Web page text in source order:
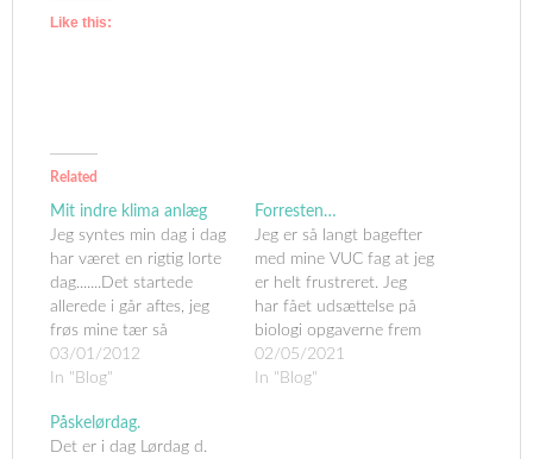
Like this:
Related
Mit indre klima anlæg
Jeg syntes min dag i dag
har været en rigtig lorte
dag.......Det startede
allerede i går aftes, jeg
frøs mine tær så
frygtelig da jeg lagde mig
til at sove. Forsøgte at
ved at gnide dem mod
lagnet men det virkede
03/01/2012
In "Blog"
Forresten…
Jeg er så langt bagefter
med mine VUC fag at jeg
er helt frustreret. Jeg
har fået udsættelse på
biologi opgaverne frem
til 14. maj, de skulle
være afleveret længe før,
02/05/2021
In "Blog"
Påskelørdag.
Det er i dag Lørdag d.